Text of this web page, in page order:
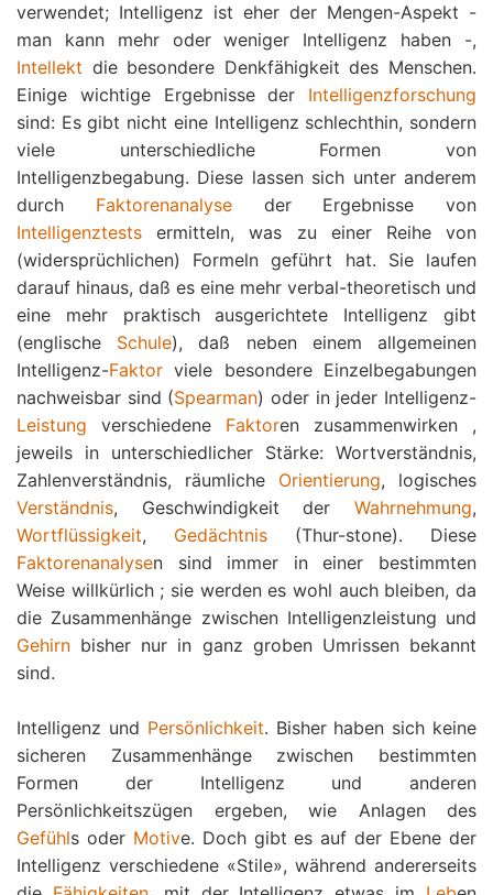
verwendet; Intelligenz ist eher der Mengen-Aspekt -
man kann mehr oder weniger Intelligenz haben -,
Intellekt die besondere Denkfähigkeit des Menschen.
Einige wichtige Ergebnisse der Intelligenzforschung
sind: Es gibt nicht eine Intelligenz schlechthin, sondern
viele unterschiedliche Formen von
Intelligenzbegabung. Diese lassen sich unter anderem
durch Faktorenanalyseder Ergebnisse von
Intelligenztests ermitteln, was zu einer Reihe von
(widersprüchlichen) Formeln geführt hat. Sie laufen
darauf hinaus, daß es eine mehr verbal-theoretisch und
eine mehr praktisch ausgerichtete Intelligenz gibt
(englische Schule), daß neben einem allgemeinen
Intelligenz-Faktor viele besondere Einzelbegabungen
nachweisbar sind (Spearman) oder in jeder Intelligenz-
Leistung verschiedene Faktoren zusammenwirken ,
jeweils in unterschiedlicher Stärke: Wortverständnis,
Zahlenverständnis, räumliche Orientierung, logisches
Verständnis, Geschwindigkeit der Wahrnehmung,
Wortflüssigkeit, Gedächtnis (Thur-stone). Diese
Faktorenanalysen sind immer in einer bestimmten
Weise willkürlich ; sie werden es wohl auch bleiben, da
die Zusammenhänge zwischen Intelligenzleistung und
Gehirn bisher nur in ganz groben Umrissen bekannt
sind.
Intelligenz und Persönlichkeit. Bisher haben sich keine
sicheren Zusammenhänge zwischen bestimmten
Formen der Intelligenz und anderen
Persönlichkeitszügen ergeben, wie Anlagen des
Gefühls oder Motive. Doch gibt es auf der Ebene der
Intelligenz verschiedene «Stile», während andererseits